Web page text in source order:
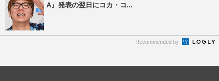
A』発表の翌日にコカ・コ...
Recommended by